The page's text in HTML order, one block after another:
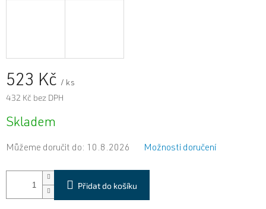
523 Kč / ks
432 Kč bez DPH
Měrná
Skladem
Můžeme doručit do: 10.8.2026 Možnosti doručení
Přidat do košíku